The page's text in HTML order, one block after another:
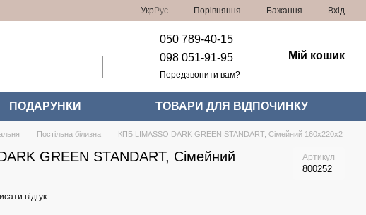
УкрРус Порівняння Бажання Вхід
050 789-40-15
098 051-91-95
Передзвонити вам?
Мій кошик
ПОДАРУНКИ ТОВАРИ ДЛЯ ВІДПОЧИНКУ
Постільна білизна КПБ LIMASSO DARK GREEN STANDART, Сімейний 160x220x2
GREEN STANDART, Сімейний
Артикул
800252
відгук